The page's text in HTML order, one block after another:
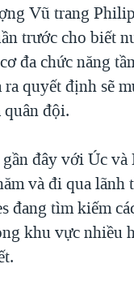
Vũ trang
trước cho biết
đa chức năng
quyết định sẽ
quân đội.
đây với Úc và
và đi qua lãnh
đang tìm kiếm
khu vực nhiều